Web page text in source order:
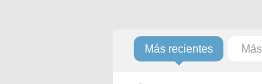
Más recientes